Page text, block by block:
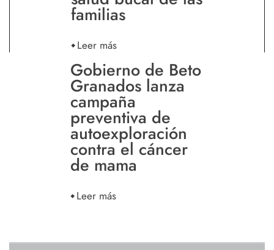
familias
Leer más
Gobierno de Beto
Granados lanza
campaña
preventiva de
autoexploración
contra el cáncer
de mama
Leer más